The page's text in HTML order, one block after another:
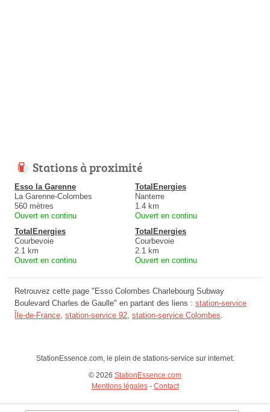
Stations à proximité
Esso la Garenne
La Garenne-Colombes
560 mètres
Ouvert en continu
TotalEnergies
Nanterre
1.4 km
Ouvert en continu
TotalEnergies
Courbevoie
2.1 km
Ouvert en continu
TotalEnergies
Courbevoie
2.1 km
Ouvert en continu
Retrouvez cette page "Esso Colombes Charlebourg Subway
Boulevard Charles de Gaulle" en partant des liens : station-service
Île-de-France station-service 92 station-service Colombes
StationEssence.com, le plein de stations-service sur internet.
© 2026 StationEssence.com
Mentions légales- Contact